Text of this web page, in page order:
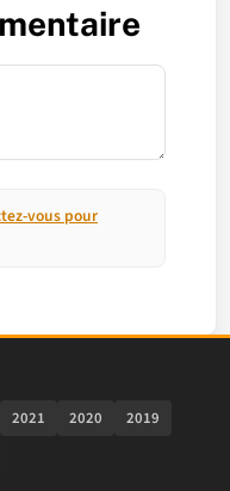
vous pour
2021 2020
2019